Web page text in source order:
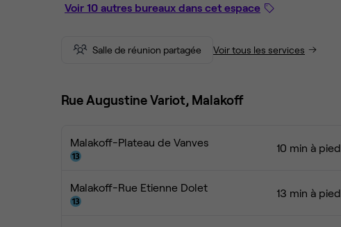
Voir 10 autres bureaux dans cet espace
Salle de réunion partagée Voir tous les services
Rue Augustine Variot, Malakoff
Malakoff-Plateau de Vanves 10 min à pied
Malakoff-Rue Etienne Dolet 13 min à pied